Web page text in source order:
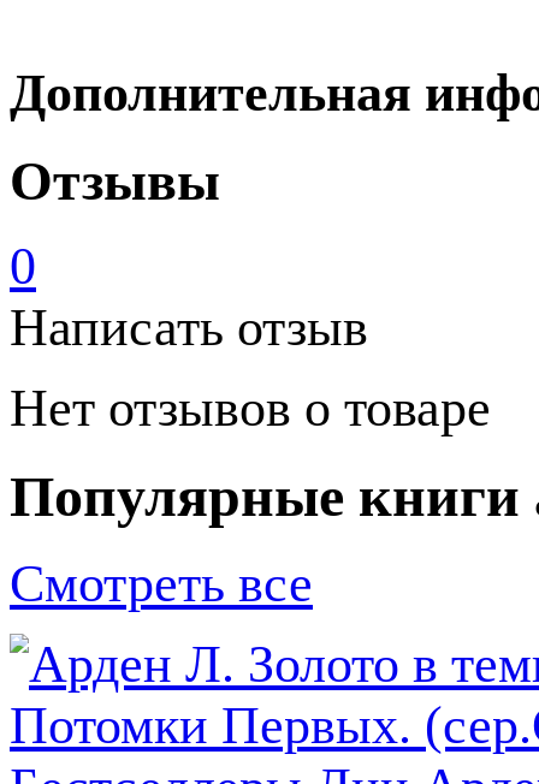
Дополнительная
Отзывы
0
Написать отзыв
Нет отзывов о товаре
Популярные книги
Смотреть все